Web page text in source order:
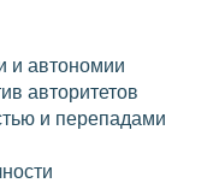
и автономии
авторитетов
и перепадами